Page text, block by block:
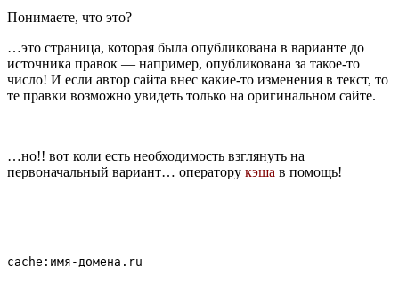
Понимаете, что это?
…это страница, которая была опубликована в варианте до
источника правок — например, опубликована за такое-то
число! И если автор сайта внес какие-то изменения в текст, то
те правки возможно увидеть только на оригинальном сайте.
…но!! вот коли есть необходимость взглянуть на
первоначальный вариант… оператору кэша в помощь!